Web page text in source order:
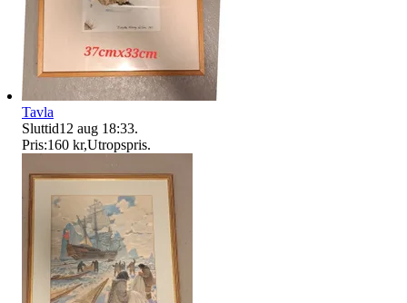
Tavla
Sluttid12 aug 18:33.
Pris:160 kr,Utropspris.